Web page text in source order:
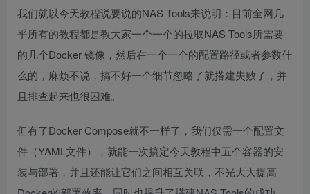
我们就以今天教程说要说的NAS Tools来说明：目前全网几
乎所有的教程都是教大家一个一个的拉取NAS Tools所需要
的几个Docker 镜像，然后在一个一个的配置路径或者参数什
么的，麻烦不说，搞不好一个细节忽略了就搭建失败了，并
且排查起来也很困难。
但有了Docker Compose就不一样了，我们仅需一个配置文
件（YAML文件），就能一次搞定今天教程中五个容器的安
装与部署，并且还能让它们之间相互关联，不光大大提高